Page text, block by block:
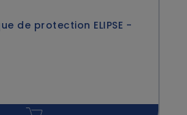
de protection ELIPSE -